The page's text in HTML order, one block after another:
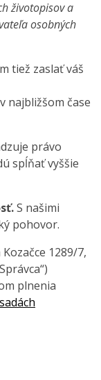
životopisov a
osobných
tiež zaslať váš
najbližšom čase
právo
spĺňať vyššie
S našimi
pohovor.
Kozačce 1289/7,
plnenia